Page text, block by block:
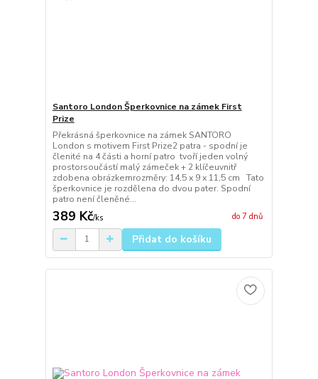
Santoro London Šperkovnice na zámek First
Prize
Překrásná šperkovnice na zámek SANTORO
London s motivem First Prize2 patra - spodní je
členité na 4 části a horní patro tvoří jeden volný
prostorsoučástí malý zámeček + 2 klíčeuvnitř
zdobena obrázkemrozměry: 14,5 x 9 x 11,5 cm Tato
šperkovnice je rozdělena do dvou pater. Spodní
patro není členěné...
389 Kč/ks do 7 dnů
Přidat do košíku